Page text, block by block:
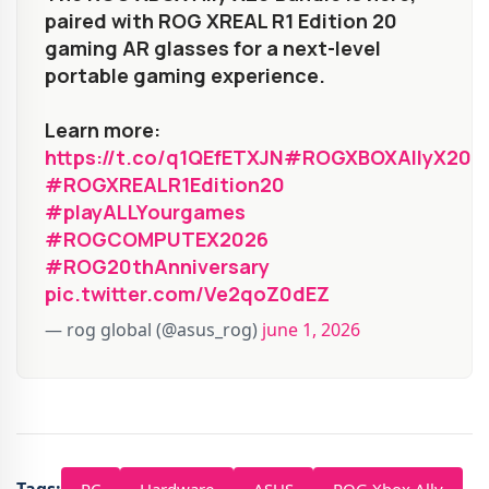
paired with ROG XREAL R1 Edition 20
gaming AR glasses for a next-level
portable gaming experience.
Learn more:
https://t.co/q1QEfETXJN#ROGXBOXAllyX20
#ROGXREALR1Edition20
#playALLYourgames
#ROGCOMPUTEX2026
#ROG20thAnniversary
pic.twitter.com/Ve2qoZ0dEZ
— rog global (@asus_rog) june 1, 2026